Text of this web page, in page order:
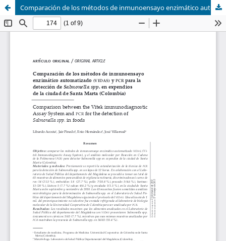
Comparación de los métodos de inmunoensayo enzimático automatizado (VIDAS) y PCR para la detección de Salmonella spp. en expendios de la ciudad de Santa Marta (Colombia)